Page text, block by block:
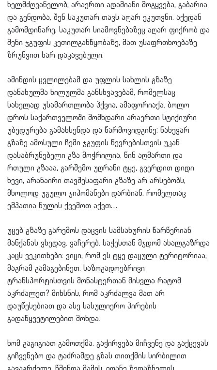
ხელმძღვანელობ, არაერთი ადამიანი მოგყვება, გაბარია
და გენდობა, შენ საკუთარ თავს აღარ ეკუთვნი. აქედან
გამომდინარე, საკუთარ სიამოვნებაზეც აღარ ფიქრობ და
შენი ჯგუფის კეთილგანწყობაზე, მათ უსაფრთხოებაზე
ზრუნვით ხარ დაკავებული.
ამინდის ცვლილებამ და უფლის სახლის გზაზე
დანახულმა ხილულმა განსხვავებამ, რომელსაც
სახელად უსამართლობა ჰქვია, ამაფორიაქა. ბოლო
დროს საქართველოში მომხდარი არაერთი სტიქიური
უბედურება გამახსენდა და წარმოვიდგინე: ნახევარ
გზაზე ამოსული ჩემი ჯგუფის წევრებისთვის უკან
დასაბრუნებელი გზა მოჭრილია, წინ აღმართი და
რთული გზააა, გარშემო უღრანი ტყე, გვერდით დიდი
ხევი, არანაირი თავშესაფარი გზაზე არ არსებობს,
მხოლოდ უგულო ჯიპომანები დარბიან, რომელთაც
ემპათია ნულის ქვემოთ აქვთ…
უცებ გზაზე გარემოს დაცვის სამსახურის წარწერიან
მანქანას ვხედავ. ვაჩერებ. საჭესთან მჯდომ ახალგაზრდა
კაცს ვეკითხები: ვიცი, რომ ეს ტყე დაცული ტერიტორიაა,
მაგრამ გამაგებინეთ, საზოგადოებრივი
ტრანსპორტისთვის მონასტერთან მისვლა რატომ
აკრძალეთ? მიხსნის, რომ აკრძალვა მათ არ
დაუწესებიათ და ასე სასულიერო პირების
გადაწყვეტილებით მოხდა.
ხომ გაგიგიათ გამოთქმა, გაჭირვება მიჩვენე და გაქცევას
გიჩვენებო და ტაძრამდე გზას თითქმის სირბილით